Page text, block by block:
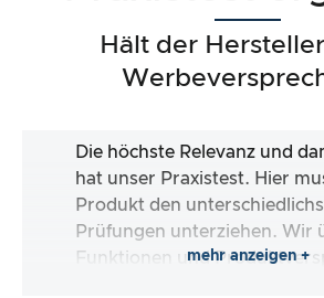
Hält der
Die höchste Relevanz und
hat unser Praxistest. Hier
Produkt den
Prüfungen unterziehen. Wir
Funktionen undmehr anzeigen +